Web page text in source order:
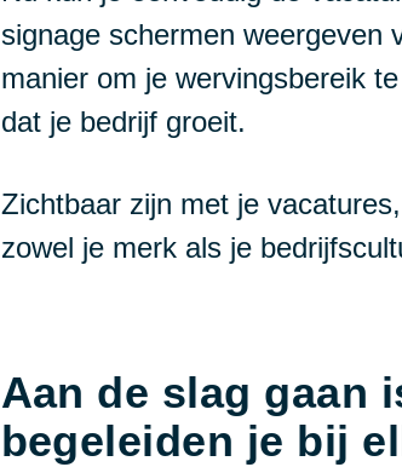
signage schermen weergeven
manier om je wervingsbereik
dat je bedrijf groeit.
Zichtbaar zijn met je
zowel je merk als je
Aan de slag gaan
begeleiden je bij